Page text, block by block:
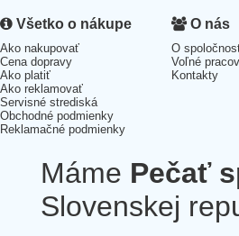
Všetko o nákupe
Ako nakupovať
Cena dopravy
Ako platiť
Ako reklamovať
Servisné strediská
Obchodné podmienky
Reklamačné podmienky
O nás
O
Voľné
Kontakty
Máme Pečať
Slovenskej